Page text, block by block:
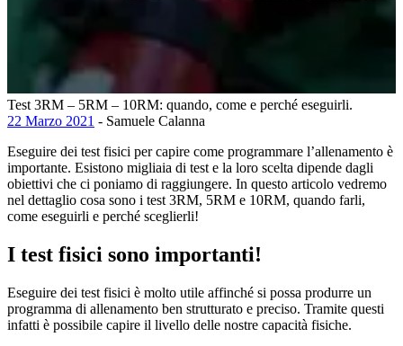
Test 3RM – 5RM – 10RM: quando, come e perché eseguirli.
22 Marzo 2021 - Samuele Calanna
Eseguire dei test fisici per capire come programmare l’allenamento è
importante. Esistono migliaia di test e la loro scelta dipende dagli
obiettivi che ci poniamo di raggiungere. In questo articolo vedremo
nel dettaglio cosa sono i test 3RM, 5RM e 10RM, quando farli,
come eseguirli e perché sceglierli!
I test fisici sono importanti!
Eseguire dei test fisici è molto utile affinché si possa produrre un
programma di allenamento ben strutturato e preciso. Tramite questi
infatti è possibile capire il livello delle nostre capacità fisiche.